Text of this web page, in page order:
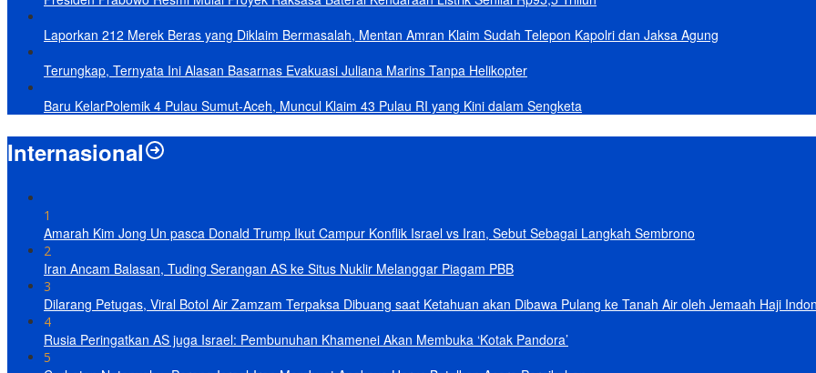
Laporkan 212 Merek Beras yang Diklaim Bermasalah, Mentan Amran Klaim Sudah Telepon Kapolri dan Jaksa Agung
Terungkap, Ternyata Ini Alasan Basarnas Evakuasi Juliana Marins Tanpa Helikopter
Baru KelarPolemik 4 Pulau Sumut-Aceh, Muncul Klaim 43 Pulau RI yang Kini dalam Sengketa
Internasional
1
Amarah Kim Jong Un pasca Donald Trump Ikut Campur Konflik Israel vs Iran, Sebut Sebagai Langkah Sembrono
2
Iran Ancam Balasan, Tuding Serangan AS ke Situs Nuklir Melanggar Piagam PBB
3
Dilarang Petugas, Viral Botol Air Zamzam Terpaksa Dibuang saat Ketahuan akan Dibawa Pulang ke Tanah Air oleh Jemaah Haji
4
Rusia Peringatkan AS juga Israel: Pembunuhan Khamenei Akan Membuka ‘Kotak Pandora’
5